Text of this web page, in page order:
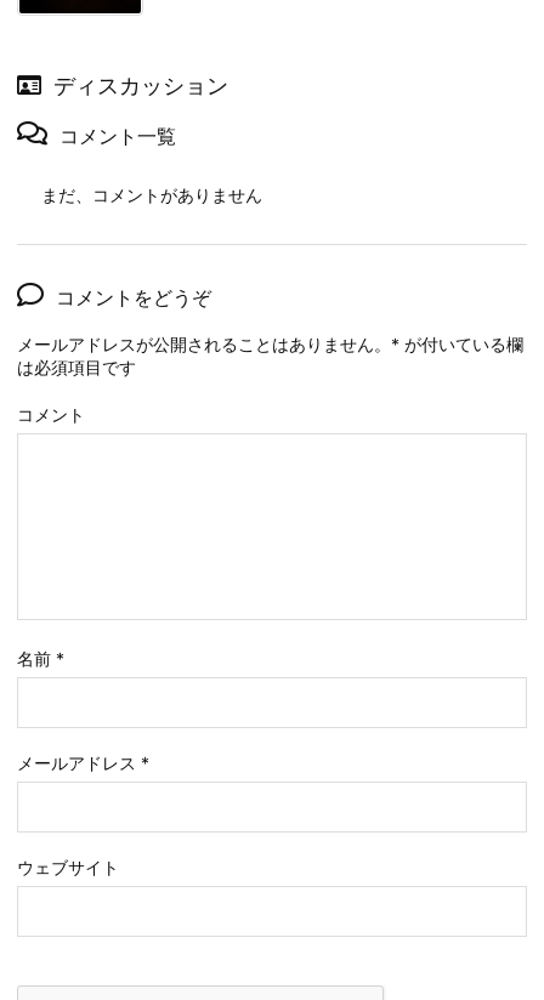
ディスカッション
コメント一覧
まだ、コメントがありません
コメントをどうぞ
メールアドレスが公開されることはありません。 * が付いている欄
は必須項目です
コメント
名前 *
メールアドレス *
ウェブサイト